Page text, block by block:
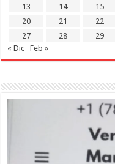
13
14 15
20
21 22
27
28 29
« Dic
Feb »